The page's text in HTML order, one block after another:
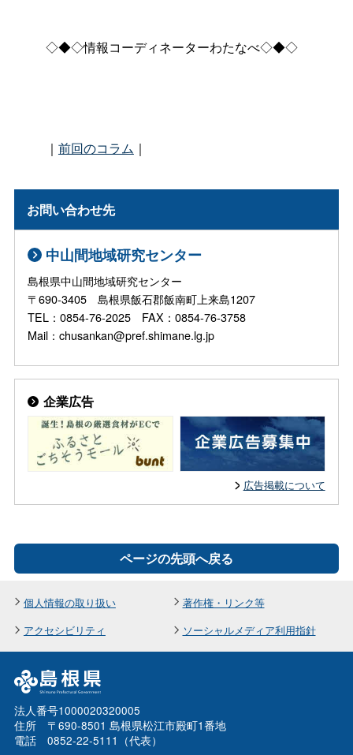
◇◆◇情報コーディネーターわたなべ◇◆◇
｜ 前回のコラム ｜
お問い合わせ先
中山間地域研究センター
島根県中山間地域研究センター
〒690-3405 島根県飯石郡飯南町上来島1207
TEL：0854-76-2025 FAX：0854-76-3758
Mail：chusankan@pref.shimane.lg.jp
企業広告
広告掲載について
ページの先頭へ戻る
個人情報の取り扱い
著作権・リンク等
アクセシビリティ
ソーシャルメディア利用指針
法人番号1000020320005
住所 〒690-8501 島根県松江市殿町1番地
電話 0852-22-5111（代表）